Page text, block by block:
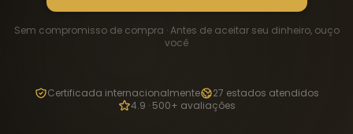
Sem compromisso de compra · Antes de aceitar seu dinheiro, ouço
você
Certificada internacionalmente
27 estados atendidos
4.9 · 500+ avaliações